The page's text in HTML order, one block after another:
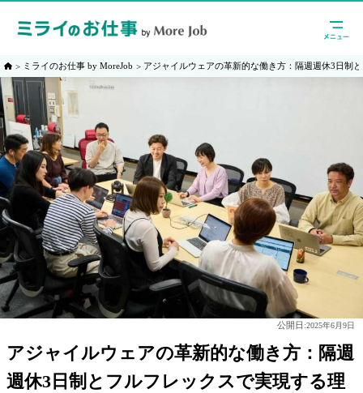
ミライのお仕事 by MoreJob アジャイルウェアの革新的な働き方：隔週週休3日制
公開日:2025年6月9日
アジャイルウェアの革新的な働き方：隔週
週休3日制とフルフレックスで実現する理